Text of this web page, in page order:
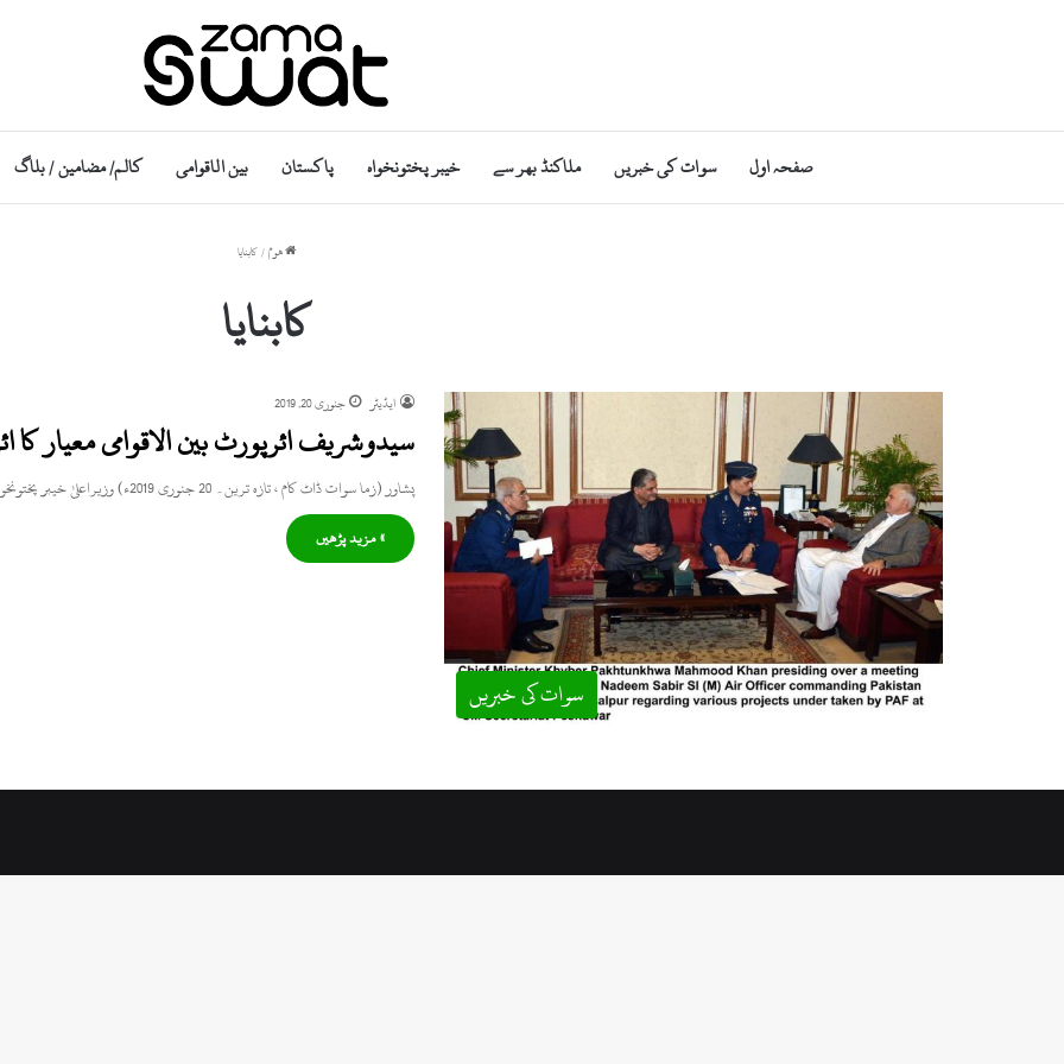
صفحہ اول سوات کی خبریں ملاکنڈ بھر سے خیبر پختونخواہ پاکستان بین الاقوامی کالم/ مضامین / بلاگ
ھوم / کابنایا
کابنایا
سوات کی خبریں
ایڈیٹر جنوری 20, 2019
سیدوشریف ائرپورٹ بین الاقوامی معیار کا
پشاور (زما سوات ڈاٹ کام ، تازہ ترین۔ 20 جنوری 2019ء) وزیراعلیٰ خیبر پختونخوا محمود خان نے سیدو شریف ائیر…
» مزید پڑھیں